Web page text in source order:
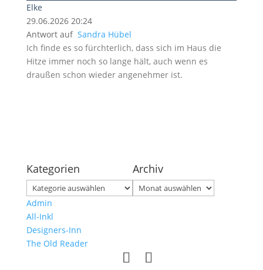
Elke
29.06.2026 20:24
Antwort auf Sandra Hübel
Ich finde es so fürchterlich, dass sich im Haus die
Hitze immer noch so lange hält, auch wenn es
draußen schon wieder angenehmer ist.
Kategorien
Kategorien
Archiv
Archiv
Admin
All-Inkl
Designers-Inn
The Old Reader